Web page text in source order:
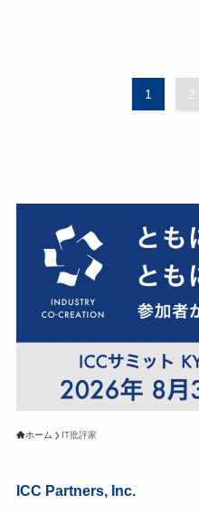
1 2
ホーム IT批評家
ICC Partners, Inc.